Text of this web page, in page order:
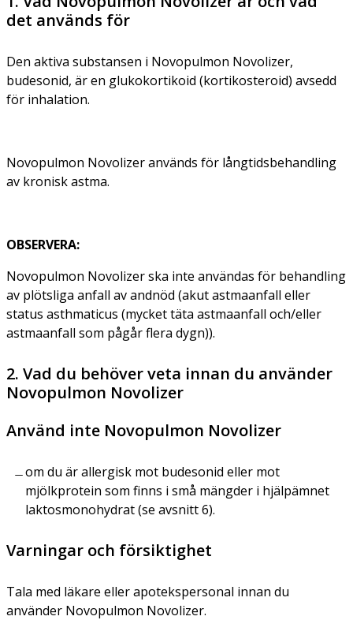
det används för
Den aktiva substansen i Novopulmon Novolizer,
budesonid, är en glukokortikoid (kortikosteroid) avsedd
för inhalation.
Novopulmon Novolizer används för långtidsbehandling
av kronisk astma.
OBSERVERA:
Novopulmon Novolizer ska inte användas för behandling
av plötsliga anfall av andnöd (akut astmaanfall eller
status asthmaticus (mycket täta astmaanfall och/eller
astmaanfall som pågår flera dygn)).
2. Vad du behöver veta innan du använder
Novopulmon Novolizer
Använd inte Novopulmon Novolizer
om du är allergisk mot budesonid eller mot
mjölkprotein som finns i små mängder i hjälpämnet
laktosmonohydrat (se avsnitt 6).
Varningar och försiktighet
Tala med läkare eller apotekspersonal innan du
använder Novopulmon Novolizer.